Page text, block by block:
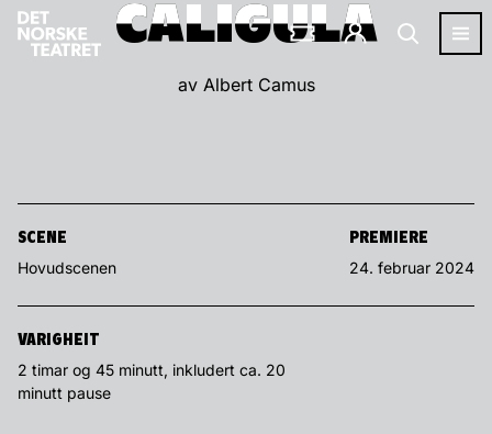
CALIGULA
CALIGULA
av Albert Camus
SCENE
Hovudscenen
PREMIERE
24. februar 2024
VARIGHEIT
2 timar og 45 minutt, inkludert ca. 20
minutt pause